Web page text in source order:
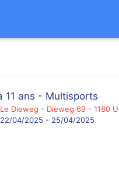
11 ans - Multisports
Le Dieweg - Dieweg 69 - 1180
22/04/2025 - 25/04/2025